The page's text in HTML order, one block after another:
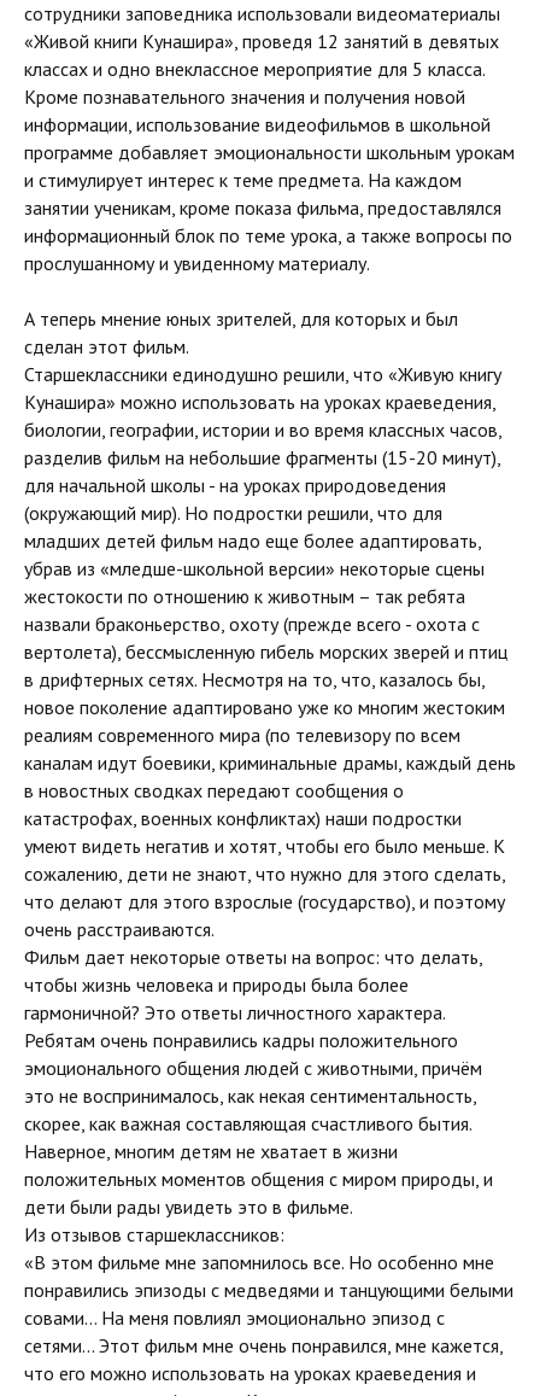
сотрудники заповедника использовали видеоматериалы
«Живой книги Кунашира», проведя 12 занятий в девятых
классах и одно внеклассное мероприятие для 5 класса.
Кроме познавательного значения и получения новой
информации, использование видеофильмов в школьной
программе добавляет эмоциональности школьным урокам
и стимулирует интерес к теме предмета. На каждом
занятии ученикам, кроме показа фильма, предоставлялся
информационный блок по теме урока, а также вопросы по
прослушанному и увиденному материалу.
А теперь мнение юных зрителей, для которых и был
сделан этот фильм.
Старшеклассники единодушно решили, что «Живую книгу
Кунашира» можно использовать на уроках краеведения,
биологии, географии, истории и во время классных часов,
разделив фильм на небольшие фрагменты (15-20 минут),
для начальной школы - на уроках природоведения
(окружающий мир). Но подростки решили, что для
младших детей фильм надо еще более адаптировать,
убрав из «мледше-школьной версии» некоторые сцены
жестокости по отношению к животным – так ребята
назвали браконьерство, охоту (прежде всего - охота с
вертолета), бессмысленную гибель морских зверей и птиц
в дрифтерных сетях. Несмотря на то, что, казалось бы,
новое поколение адаптировано уже ко многим жестоким
реалиям современного мира (по телевизору по всем
каналам идут боевики, криминальные драмы, каждый день
в новостных сводках передают сообщения о
катастрофах, военных конфликтах) наши подростки
умеют видеть негатив и хотят, чтобы его было меньше. К
сожалению, дети не знают, что нужно для этого сделать,
что делают для этого взрослые (государство), и поэтому
очень расстраиваются.
Фильм дает некоторые ответы на вопрос: что делать,
чтобы жизнь человека и природы была более
гармоничной? Это ответы личностного характера.
Ребятам очень понравились кадры положительного
эмоционального общения людей с животными, причём
это не воспринималось, как некая сентиментальность,
скорее, как важная составляющая счастливого бытия.
Наверное, многим детям не хватает в жизни
положительных моментов общения с миром природы, и
дети были рады увидеть это в фильме.
Из отзывов старшеклассников:
«В этом фильме мне запомнилось все. Но особенно мне
понравились эпизоды с медведями и танцующими белыми
совами... На меня повлиял эмоционально эпизод с
сетями... Этот фильм мне очень понравился, мне кажется,
что его можно использовать на уроках краеведения и